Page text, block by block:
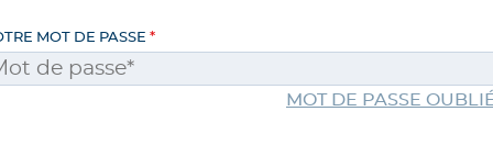
MOT DE PASSE
MOT DE PASSE